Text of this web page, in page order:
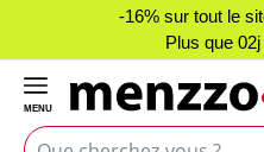
-16% sur tout le
Plus que
MENU